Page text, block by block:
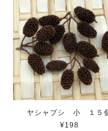
ヤシャブシ 小 １５
¥198